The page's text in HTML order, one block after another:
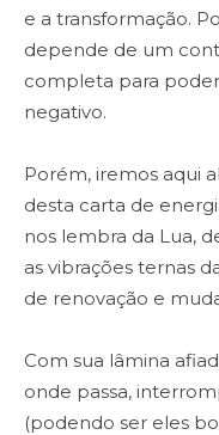
e a transformação.
depende de um
completa para
negativo.
Porém, iremos aqui
desta carta de
nos lembra da Lua,
as vibrações ternas
de renovação e
Com sua lâmina
onde passa,
(podendo ser eles